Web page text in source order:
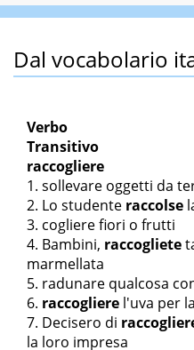
Dal vocabolario
Verbo
Transitivo
raccogliere
sollevare oggetti da
Lo studente raccolse
cogliere fiori o frutti
Bambini, raccogliete
marmellata
radunare qualcosa
raccogliere l'uva per
Decisero di
la loro impresa